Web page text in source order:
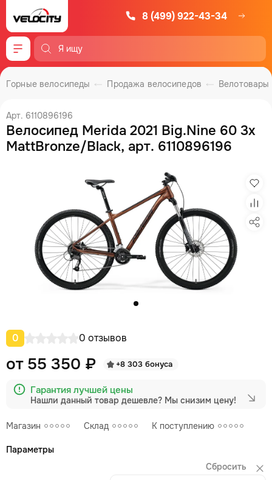
8 (499) 922-43-34
Меню
Велотовары
Продажа велосипедов
Горные велосипеды
Арт. 6110896196
Велосипед Merida 2021 Big.Nine 60 3x
MattBronze/Black, арт. 6110896196
0 0 отзывов
Магазин Склад К поступлению
от 55 350 ₽ +8 303 бонуса
Гарантия лучшей цены
Нашли данный товар дешевле? Мы снизим цену!
Параметры
Сбросить